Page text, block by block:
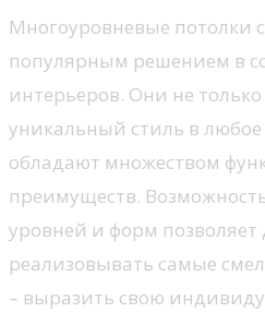
Многоуровневые потолки
популярным решением в
интерьеров. Они не
уникальный стиль в любое
обладают множеством
преимуществ.
уровней и форм
реализовывать самые
– выразить свою